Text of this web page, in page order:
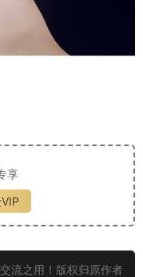
享
流之用！版权归原作者